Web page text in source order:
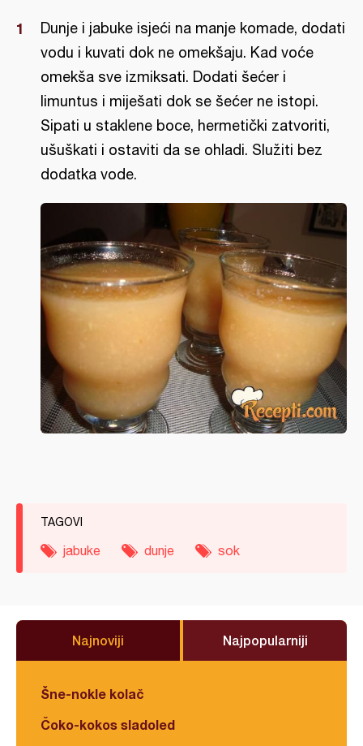
Dunje i jabuke isjeći na manje komade, dodati
vodu i kuvati dok ne omekšaju. Kad voće
omekša sve izmiksati. Dodati šećer i
limuntus i miješati dok se šećer ne istopi.
Sipati u staklene boce, hermetički zatvoriti,
ušuškati i ostaviti da se ohladi. Služiti bez
dodatka vode.
TAGOVI
jabuke dunje sok
Najnoviji Najpopularniji
Šne-nokle kolač
Čoko-kokos sladoled